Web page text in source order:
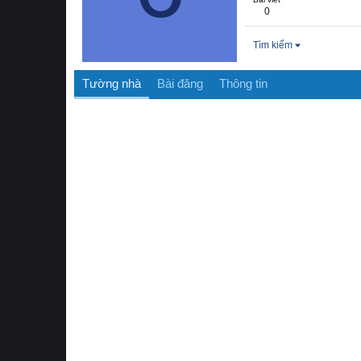
0
Tìm kiếm
Tường nhà Bài đăng Thông tin